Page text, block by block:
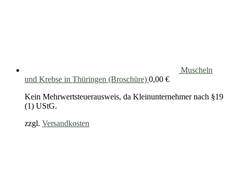
Muscheln
und Krebse in Thüringen (Broschüre) 0,00 €
Kein Mehrwertsteuerausweis, da Kleinunternehmer nach §19
(1) UStG.
zzgl. Versandkosten